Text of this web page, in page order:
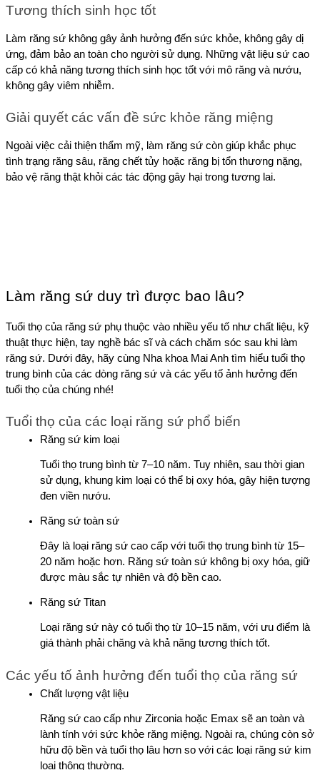
Tương thích sinh học tốt
Làm răng sứ không gây ảnh hưởng đến sức khỏe, không gây dị
ứng, đảm bảo an toàn cho người sử dụng. Những vật liệu sứ cao
cấp có khả năng tương thích sinh học tốt với mô răng và nướu,
không gây viêm nhiễm.
Giải quyết các vấn đề sức khỏe răng miệng
Ngoài việc cải thiện thẩm mỹ, làm răng sứ còn giúp khắc phục
tình trạng răng sâu, răng chết tủy hoặc răng bị tổn thương nặng,
bảo vệ răng thật khỏi các tác động gây hại trong tương lai.
Làm răng sứ duy trì được bao lâu?
Tuổi thọ của răng sứ phụ thuộc vào nhiều yếu tố như chất liệu, kỹ
thuật thực hiện, tay nghề bác sĩ và cách chăm sóc sau khi làm
răng sứ. Dưới đây, hãy cùng Nha khoa Mai Anh tìm hiểu tuổi thọ
trung bình của các dòng răng sứ và các yếu tố ảnh hưởng đến
tuổi thọ của chúng nhé!
Tuổi thọ của các loại răng sứ phổ biến
Răng sứ kim loại
Tuổi thọ trung bình từ 7–10 năm. Tuy nhiên, sau thời gian
sử dụng, khung kim loại có thể bị oxy hóa, gây hiện tượng
đen viền nướu.
Răng sứ toàn sứ
Đây là loại răng sứ cao cấp với tuổi thọ trung bình từ 15–
20 năm hoặc hơn. Răng sứ toàn sứ không bị oxy hóa, giữ
được màu sắc tự nhiên và độ bền cao.
Răng sứ Titan
Loại răng sứ này có tuổi thọ từ 10–15 năm, với ưu điểm là
giá thành phải chăng và khả năng tương thích tốt.
Các yếu tố ảnh hưởng đến tuổi thọ của răng sứ
Chất lượng vật liệu
Răng sứ cao cấp như Zirconia hoặc Emax sẽ an toàn và
lành tính với sức khỏe răng miệng. Ngoài ra, chúng còn sở
hữu độ bền và tuổi thọ lâu hơn so với các loại răng sứ kim
loại thông thường.